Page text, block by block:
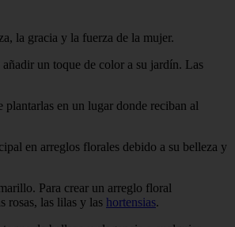
la gracia y la fuerza de la mujer.
un toque de color a su jardín. Las
plantarlas en un lugar donde reciban al
en arreglos florales debido a su belleza y
Para crear un arreglo floral
rosas, las lilas y las hortensias.